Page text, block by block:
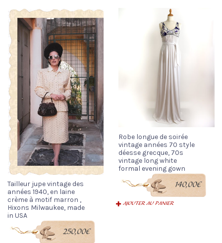
Tailleur jupe vintage des
années 1940, en laine
crème à motif marron ,
Hixons Milwaukee, made
in USA
250,00€
Robe longue de soirée
vintage années 70 style
déesse grecque, 70s
vintage long white
formal evening gown
140,00€
AJOUTER AU PANIER